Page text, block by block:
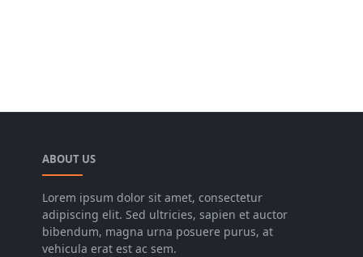
ABOUT US
Lorem ipsum dolor sit amet, consectetur
adipiscing elit. Sed ultricies, sapien et auctor
bibendum, magna urna posuere purus, at
vehicula erat est ac sem.